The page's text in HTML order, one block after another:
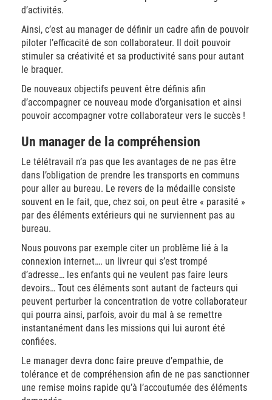
d’activités.
Ainsi, c’est au manager de définir un cadre afin de pouvoir
piloter l’efficacité de son collaborateur. Il doit pouvoir
stimuler sa créativité et sa productivité sans pour autant
le braquer.
De nouveaux objectifs peuvent être définis afin
d’accompagner ce nouveau mode d’organisation et ainsi
pouvoir accompagner votre collaborateur vers le succès !
Un manager de la compréhension
Le télétravail n’a pas que les avantages de ne pas être
dans l’obligation de prendre les transports en communs
pour aller au bureau. Le revers de la médaille consiste
souvent en le fait, que, chez soi, on peut être « parasité »
par des éléments extérieurs qui ne surviennent pas au
bureau.
Nous pouvons par exemple citer un problème lié à la
connexion internet…. un livreur qui s’est trompé
d’adresse… les enfants qui ne veulent pas faire leurs
devoirs… Tout ces éléments sont autant de facteurs qui
peuvent perturber la concentration de votre collaborateur
qui pourra ainsi, parfois, avoir du mal à se remettre
instantanément dans les missions qui lui auront été
confiées.
Le manager devra donc faire preuve d’empathie, de
tolérance et de compréhension afin de ne pas sanctionner
une remise moins rapide qu’à l’accoutumée des éléments